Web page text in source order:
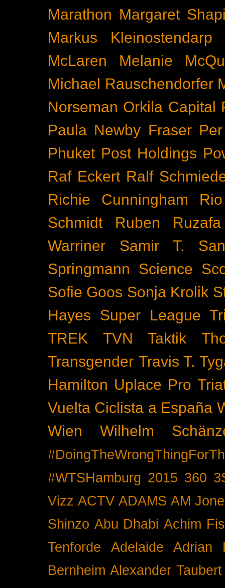
Marathon Margaret
Markus Kleinostendarp
McLaren
Melanie
Michael Rauschendorfer
Norseman Orkila Capital
Paula Newby Fraser
Phuket Post Holdings
Raf Eckert Ralf
Richie Cunningham
Rio
Schmidt
Ruben Ruzafa
Warriner
Samir T.
Springmann
Science
Sofie Goos Sonja Krolik
Hayes
Super League
TREK
TVN Taktik
Transgender Travis T.
Hamilton Uplace Pro
Vuelta Ciclista a España
Wien
Wilhelm
#WTSHamburg 2015 360
Vizz ACTV ADAMS AM
Shinzo Abu Dhabi Achim
Tenforde
Adelaide
Adrian
Bernheim Alexander Taubert